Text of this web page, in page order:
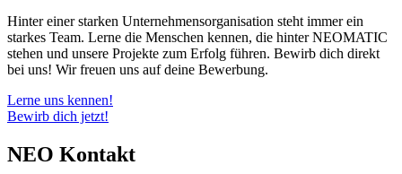
Hinter einer starken Unternehmensorganisation steht immer ein
starkes Team. Lerne die Menschen kennen, die hinter NEOMATIC
stehen und unsere Projekte zum Erfolg führen. Bewirb dich direkt
bei uns! Wir freuen uns auf deine Bewerbung.
Lerne uns kennen!
Bewirb dich jetzt!
NEO Kontakt